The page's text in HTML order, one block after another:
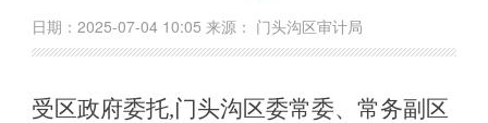
日期：2025-07-04 10:05 来源： 门头沟区审计局
受区政府委托,门头沟区委常委、常务副区